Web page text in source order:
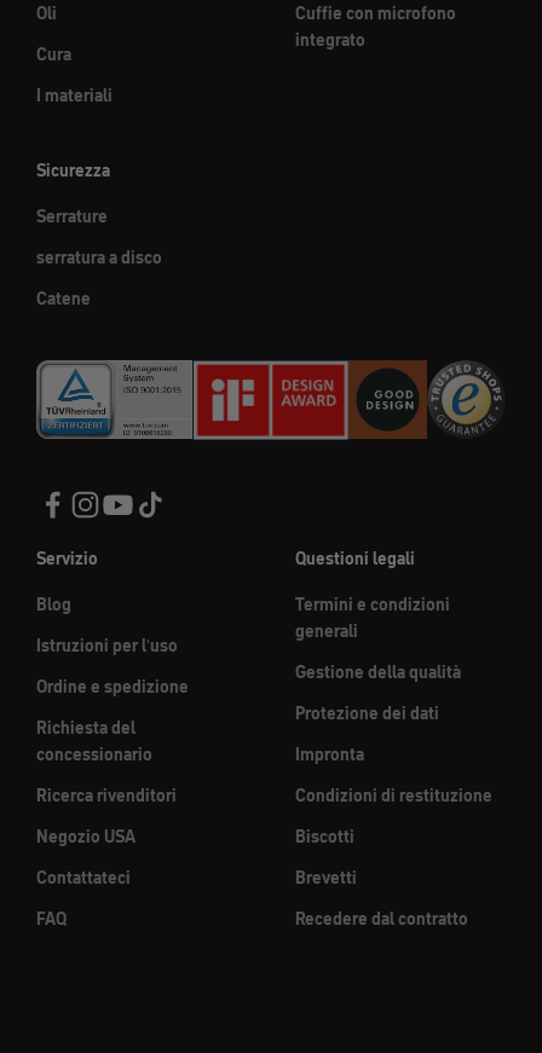
Oli
Cura
I materiali
Cuffie con microfono
integrato
Sicurezza
Serrature
serratura a disco
Catene
Servizio
Blog
Istruzioni per l'uso
Ordine e spedizione
Richiesta del
concessionario
Ricerca rivenditori
Negozio USA
Contattateci
FAQ
Questioni legali
Termini e condizioni
generali
Gestione della qualità
Protezione dei dati
Impronta
Condizioni di restituzione
Biscotti
Brevetti
Recedere dal contratto